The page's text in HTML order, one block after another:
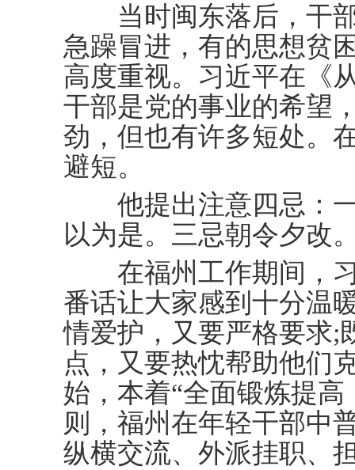
当时闽东落后，干部
急躁冒进，有的思想贫
高度重视。习近平在《
干部是党的事业的希望
劲，但也有许多短处。
避短。
他提出注意四忌：一
以为是。三忌朝令夕改
在福州工作期间，习
番话让大家感到十分温
情爱护，又要严格要求;
点，又要热忱帮助他们
始，本着“全面锻炼提
则，福州在年轻干部中
纵横交流、外派挂职、